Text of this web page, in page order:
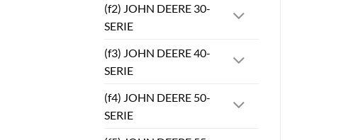
(f2) JOHN DEERE 30-
SERIE
(f3) JOHN DEERE 40-
SERIE
(f4) JOHN DEERE 50-
SERIE